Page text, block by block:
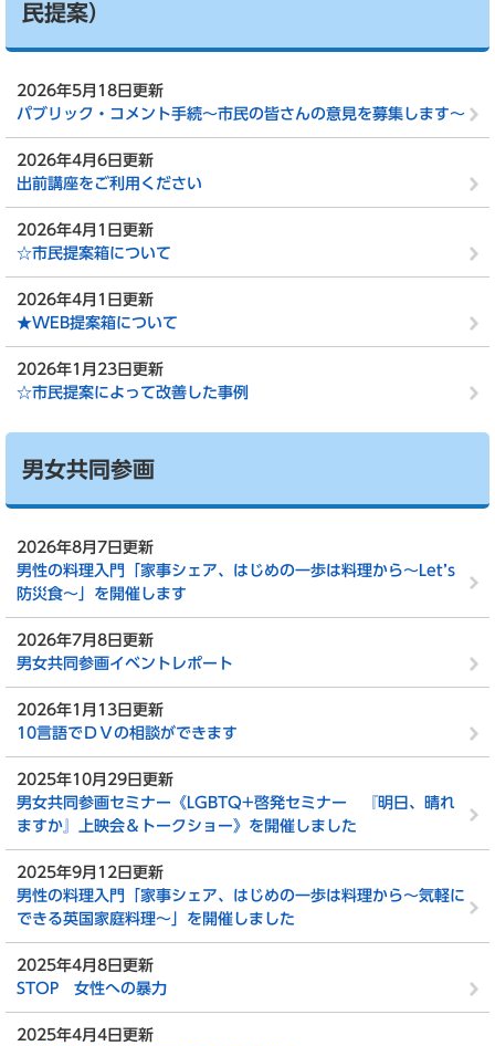
民提案）
2026年5月18日更新
パブリック・コメント手続～市民の皆さんの意見を募集します～
2026年4月6日更新
出前講座をご利用ください
2026年4月1日更新
☆市民提案箱について
2026年4月1日更新
★WEB提案箱について
2026年1月23日更新
☆市民提案によって改善した事例
男女共同参画
2026年8月7日更新
男性の料理入門「家事シェア、はじめの一歩は料理から～Let’s
防災食～」を開催します
2026年7月8日更新
男女共同参画イベントレポート
2026年1月13日更新
10言語でＤＶの相談ができます
2025年10月29日更新
男女共同参画セミナー《LGBTQ+啓発セミナー 『明日、晴れ
ますか』上映会＆トークショー》を開催しました
2025年9月12日更新
男性の料理入門「家事シェア、はじめの一歩は料理から～気軽に
できる英国家庭料理～」を開催しました
2025年4月8日更新
STOP 女性への暴力
2025年4月4日更新